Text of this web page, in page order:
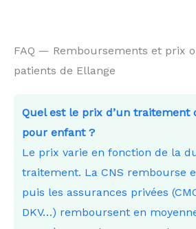
FAQ — Remboursements et prix
patients de Ellange
Quel est le prix d’un traitement
pour enfant ?
Le prix varie en fonction de la
traitement. La CNS rembourse
puis les assurances privées
DKV…) remboursent en